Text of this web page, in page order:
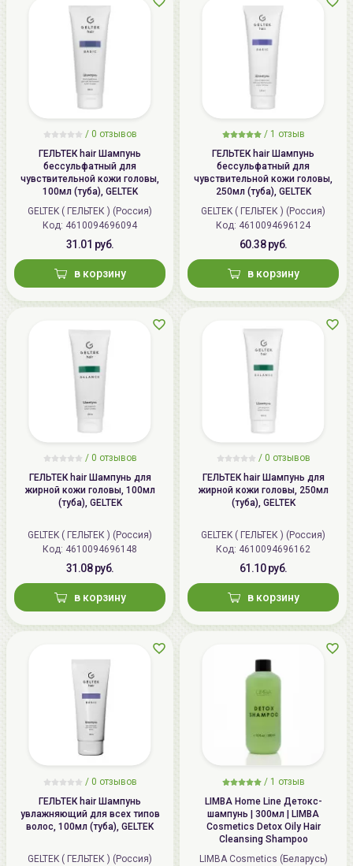
/ 0 отзывов
ГЕЛЬТЕК hair Шампунь
бессульфатный для
чувствительной кожи головы,
100мл (туба), GELTEK
GELTEK ( ГЕЛЬТЕК ) (Россия)
Код: 4610094696094
31.01 руб.
в корзину
/ 1 отзыв
ГЕЛЬТЕК hair Шампунь
бессульфатный для
чувствительной кожи головы,
250мл (туба), GELTEK
GELTEK ( ГЕЛЬТЕК ) (Россия)
Код: 4610094696124
60.38 руб.
в корзину
/ 0 отзывов
ГЕЛЬТЕК hair Шампунь для
жирной кожи головы, 100мл
(туба), GELTEK
GELTEK ( ГЕЛЬТЕК ) (Россия)
Код: 4610094696148
31.08 руб.
в корзину
/ 0 отзывов
ГЕЛЬТЕК hair Шампунь для
жирной кожи головы, 250мл
(туба), GELTEK
GELTEK ( ГЕЛЬТЕК ) (Россия)
Код: 4610094696162
61.10 руб.
в корзину
/ 0 отзывов
ГЕЛЬТЕК hair Шампунь
увлажняющий для всех типов
волос, 100мл (туба), GELTEK
GELTEK ( ГЕЛЬТЕК ) (Россия)
/ 1 отзыв
LIMBA Home Line Детокс-
шампунь | 300мл | LIMBA
Cosmetics Detox Oily Hair
Cleansing Shampoo
LIMBA Cosmetics (Беларусь)